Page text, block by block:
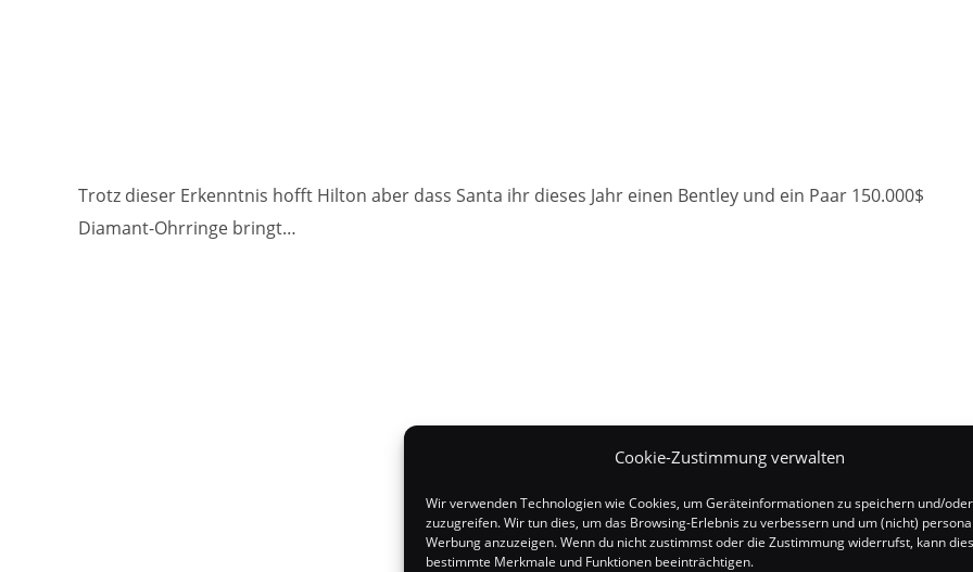
Cookie-Zustimmung verwalten
Wir verwenden Technologien wie Cookies, um Geräteinformationen zu speichern und/
zuzugreifen. Wir tun dies, um das Browsing-Erlebnis zu verbessern und um (nicht)
Werbung anzuzeigen. Wenn du nicht zustimmst oder die Zustimmung widerrufst, kann dies
bestimmte Merkmale und Funktionen beeinträchtigen.
Trotz dieser Erkenntnis hofft Hilton aber dass Santa ihr dieses Jahr einen Bentley und ein Paar 150.000$
Diamant-Ohrringe bringt…